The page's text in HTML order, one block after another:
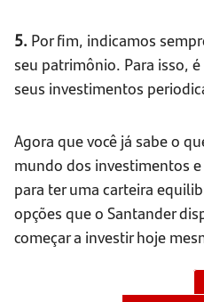
5. Por fim, indicamos
seu patrimônio. Para isso,
seus investimentos
Agora que você já sabe o
mundo dos investimentos
para ter uma carteira
opções que o Santander
começar a investir hoje